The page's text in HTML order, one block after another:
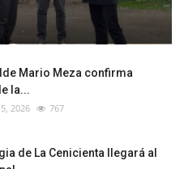
Mario Meza confirma
la...
2026 767
de La Cenicienta llegará al